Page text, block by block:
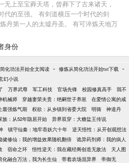
无上至宝葬天塔，曾葬下了古来诸天，
代的至强。 有剑道横压一个时代的剑
丹第一人的太墟丹圣。 有可淬炼天地万
意外成为葬天塔新主，掌剑道，炼神
布万阵……掌握各大至强的最强职业，
帝，谁敢不服，当诛！
身份
化功法开始全文阅读 - 修炼从简化功法开始txt下载 -
幻小说
万界武尊 军工科技 官场先锋 校园修真高手
我不
机械师 穿越妻荣夫贵：绝嗣世子养崽
在爱情公寓的咸
最强炼气期 权欲：从乡镇到省委大院 明骑
神道丹
族：从52年隐居开始 异界双穿：大糖盐王传说
镇守仙秦：地牢吞妖六十年
逆天悟性：从开创观想法
健修仙：我的增益效果随机翻倍
诡异药剂师：我的病人
宿命之环 悟性逆天：我在藏经阁创造无敌法
天人图
化融合万法，我为长生仙 带着农场混异界
帝御无